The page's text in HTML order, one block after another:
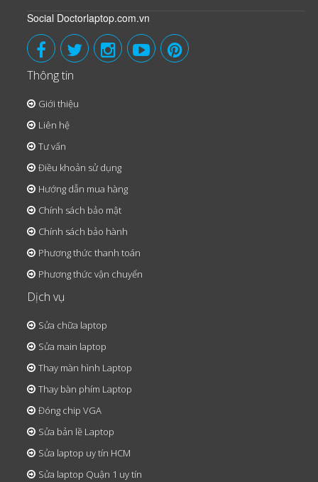
Social Doctorlaptop.com.vn
Thông tin
Giới thiệu
Liên hệ
Tư vấn
Điều khoản sử dụng
Hướng dẫn mua hàng
Chính sách bảo mật
Chính sách bảo hành
Phương thức thanh toán
Phương thức vận chuyển
Dịch vụ
Sửa chữa laptop
Sửa main laptop
Thay màn hình Laptop
Thay bàn phím Laptop
Đóng chip VGA
Sửa bản lề Laptop
Sửa laptop uy tín HCM
Sửa laptop Quận 1 uy tín